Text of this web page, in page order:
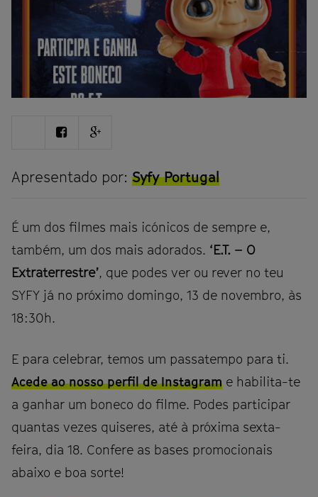
ShareShare Share
plus
Apresentado por: Syfy Portugal
É um dos filmes mais icónicos de sempre e,
também, um dos mais adorados. ‘E.T. – O
Extraterrestre’, que podes ver ou rever no teu
SYFY já no próximo domingo, 13 de novembro, às
18:30h.
E para celebrar, temos um passatempo para ti.
Acede ao nosso perfil de Instagram e habilita-te
a ganhar um boneco do filme. Podes participar
quantas vezes quiseres, até à próxima sexta-
feira, dia 18. Confere as bases promocionais
abaixo e boa sorte!